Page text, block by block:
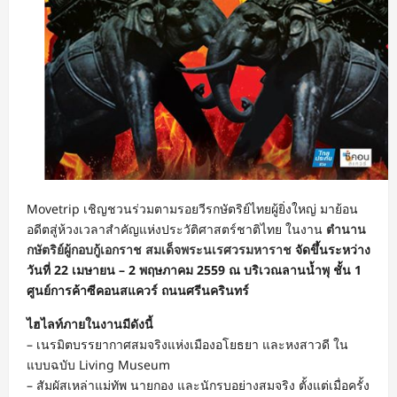
Movetrip เชิญชวนร่วมตามรอยวีรกษัตริย์ไทยผู้ยิ่งใหญ่ มาย้อน
อดีตสู่ห้วงเวลาสำคัญแห่งประวัติศาสตร์ชาติไทย ในงาน ตำนาน
กษัตริย์ผู้กอบกู้เอกราช สมเด็จพระนเรศวรมหาราช จัดขึ้นระหว่าง
วันที่ 22 เมษายน – 2 พฤษภาคม 2559 ณ บริเวณลานน้ำพุ ชั้น 1
ศูนย์การค้าซีคอนสแควร์ ถนนศรีนครินทร์
ไฮไลท์ภายในงานมีดังนี้
– เนรมิตบรรยากาศสมจริงแห่งเมืองอโยธยา และหงสาวดี ใน
แบบฉบับ Living Museum
– สัมผัสเหล่าแม่ทัพ นายกอง และนักรบอย่างสมจริง ตั้งแต่เมื่อครั้ง